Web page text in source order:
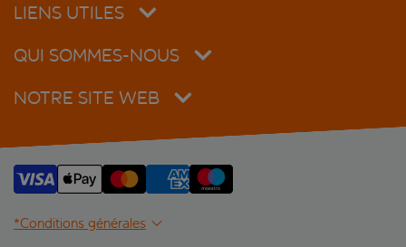
LIENS UTILES
QUI SOMMES-NOUS
NOTRE SITE WEB
*Conditions générales